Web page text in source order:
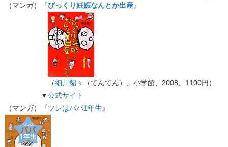
（マンガ）『びっくり妊娠なんとか出産』
（細川貂々
（てんてん）、小学館、2008、1100円）
▼公式サイト
（マンガ）『ツレはパパ1年生 』